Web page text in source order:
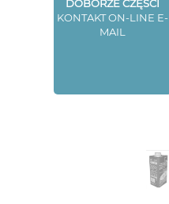
DOBORZE CZĘŚCI
KONTAKT ON-LINE E-
MAIL